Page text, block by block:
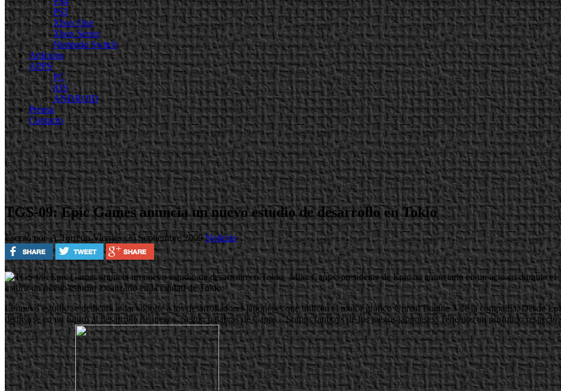
PS5
Xbox One
Xbox Series
Nintendo Switch
Artículos
APPS
PC
iOS
ANDROID
Prensa
Contacto
TGS-09: Epic Games anuncia un nuevo estudio de desarrollo en Tokio
Escrito por A.TorreónViernes, 25 Septiembre 2009Noticias
Mike Capps, presidente de Epic ha anunciado en un acto en durante
a abrir un nuevo estudio localizado en la cuidad de Tokio.
El nuevo estudio se dedicará a dar soporte a los desarrolladores japoneses que utilicen el motor grafico Unreal Engine 3 de la compañía. Desde
dedicarse en un futuro al desarrollo de juegos. Según palabras de Capps, "Somos fanboys de los juegos japoneses. Tenemos un profundo